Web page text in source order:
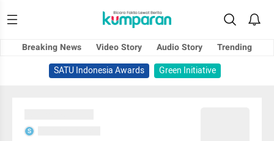
Breaking News Video Story Audio Story
Trending
SATU Indonesia Awards
Green Initiative
S